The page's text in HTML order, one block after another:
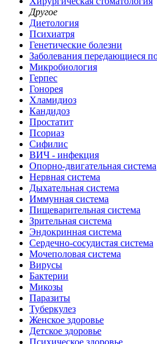
Другое
Диетология
Психиатря
Генетические болезни
Заболевания передающиеся
Микробиология
Герпес
Гонорея
Хламидиоз
Кандидоз
Простатит
Псориаз
Сифилис
ВИЧ - инфекция
Опорно-двигательная система
Нервная система
Дыхательная система
Иммунная система
Пищеварительная система
Зрительная система
Эндокринная система
Сердечно-сосудистая система
Мочеполовая система
Вирусы
Бактерии
Микозы
Паразиты
Туберкулез
Женское здоровье
Детское здоровье
Психическое здоровье